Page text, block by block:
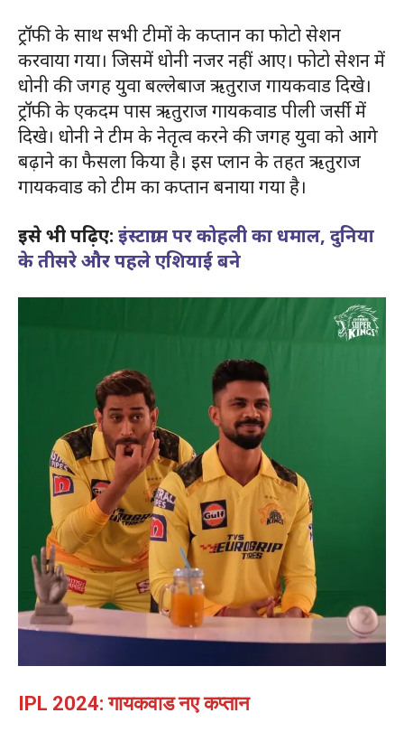
ट्रॉफी के साथ सभी टीमों के कप्तान का फोटो सेशन
करवाया गया। जिसमें धोनी नजर नहीं आए। फोटो सेशन में
धोनी की जगह युवा बल्लेबाज ऋतुराज गायकवाड दिखे।
ट्रॉफी के एकदम पास ऋतुराज गायकवाड पीली जर्सी में
दिखे। धोनी ने टीम के नेतृत्व करने की जगह युवा को आगे
बढ़ाने का फैसला किया है। इस प्लान के तहत ऋतुराज
गायकवाड को टीम का कप्तान बनाया गया है।
इसे भी पढ़िए: इंस्टाग्राम पर कोहली का धमाल, दुनिया
के तीसरे और पहले एशियाई बने
IPL 2024: गायकवाड नए कप्तान